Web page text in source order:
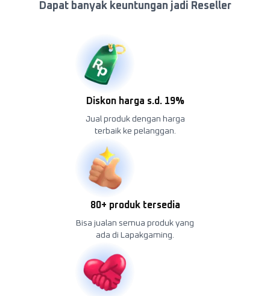
Dapat banyak keuntungan jadi Reseller
Diskon harga s.d. 19%
Jual produk dengan harga
terbaik ke pelanggan.
80+ produk tersedia
Bisa jualan semua produk yang
ada di Lapakgaming.